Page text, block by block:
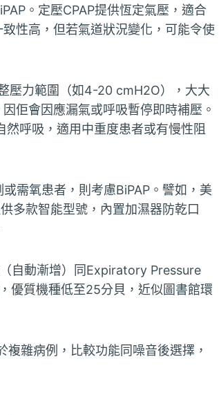
。定壓CPAP提供恆定氣壓，適合
性高，但若氣道狀況變化，可能令使
壓力範圍（如4-20 cmH2O），大大
佢會因應漏氣或呼吸暫停即時補壓。
然呼吸，適用中重度患者或有慢性阻
需氧患者，則考慮BiPAP。譬如，美
多款智能型號，內置加濕器防乾口
自動漸增）同Expiratory Pressure
優質機種低至25分貝，近似圖書館環
雜病例，比較功能同噪音後選擇，